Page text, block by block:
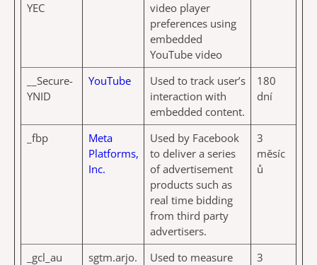
YEC
video player
preferences using
embedded
YouTube video
__Secure-
YNID
YouTube
Used to track user’s
interaction with
embedded content.
180
dní
_fbp
Meta
Platforms,
Inc.
Used by Facebook
to deliver a series
of advertisement
products such as
real time bidding
from third party
advertisers.
3
měsíc
ů
_gcl_au
sgtm.arjo.
Used to measure
3